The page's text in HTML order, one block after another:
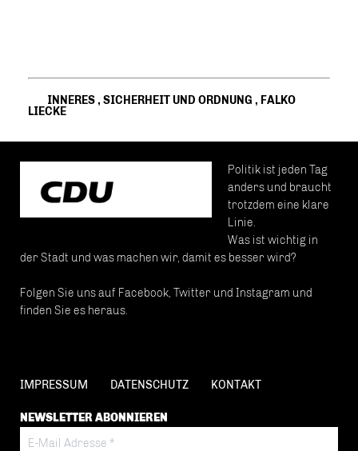
INNERES, SICHERHEIT UND ORDNUNG , FALKO
LIECKE
Politik ist jeden Tag
anders und braucht
trotzdem eine klare
Linie.
Was ist wichtig in
der Stadt und was machen wir, damit es besser wird?
Folgen Sie uns auf Facebook, Twitter und Instagram und
finden Sie es heraus.
IMPRESSUM DATENSCHUTZ KONTAKT
NEWSLETTER ABONNIEREN